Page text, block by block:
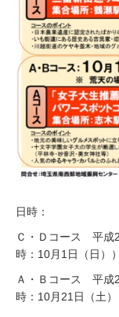
日時：
Ｃ・Ｄコース 平成
時：10月1日（日））
Ａ・Ｂコース 平成
時：10月21日（土）